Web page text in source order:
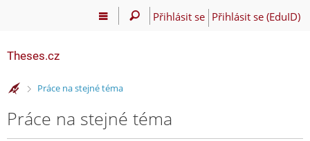
Přihlásit se Přihlásit se (EduID)
Theses.cz
>Práce na stejné téma
Práce na stejné téma